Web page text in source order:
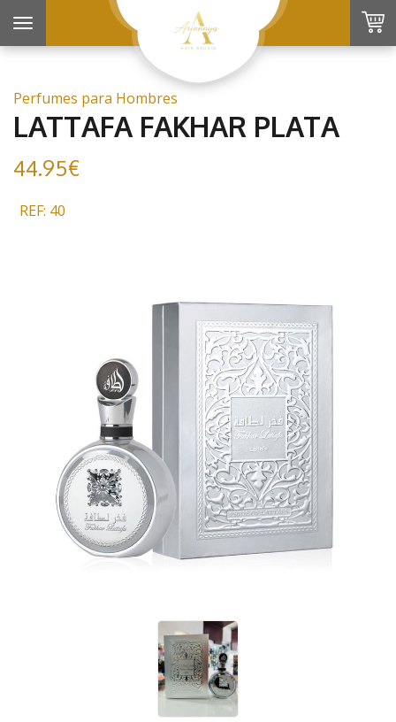
Toggle
navigation
Perfumes para Hombres
LATTAFA FAKHAR PLATA
44.95€
REF: 40